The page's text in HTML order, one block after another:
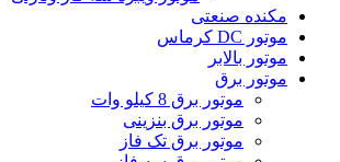
مکنده صنعتی
موتور DC کرماس
موتور بالابر
موتور برق
موتور برق 8 کیلو وات
موتور برق بنزینی
موتور برق تک فاز